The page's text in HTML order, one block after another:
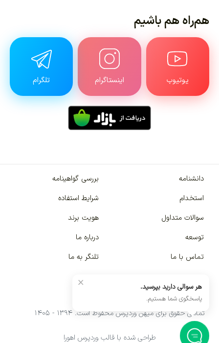
هم‌راه هم باشیم
یوتیوب اینستاگرام تلگرام
دانشنامه
بررسی گواهینامه
استخدام
شرایط استفاده
سوالات متداول
هویت برند
توسعه
درباره ما
تماس با ما
تلنگر به ما
تمامی حقوق برای میهن وردپرس محفوظ است. ۱۳۹۴ - ۱۴۰۵
طراحی شده با قالب وردپرس اهورا
× هر سوالی دارید بپرسید.
پاسخگوی شما هستیم.